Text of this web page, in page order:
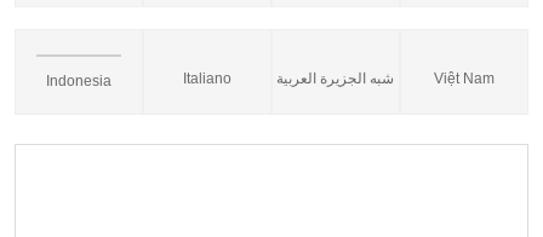
Indonesia Italiano شبه الجزيرة العربية Việt Nam